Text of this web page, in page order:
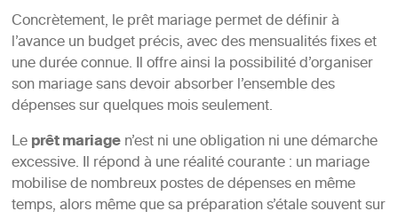
Concrètement, le prêt mariage permet de définir à
l’avance un budget précis, avec des mensualités fixes et
une durée connue. Il offre ainsi la possibilité d’organiser
son mariage sans devoir absorber l’ensemble des
dépenses sur quelques mois seulement.
Leprêt mariagen’est ni une obligation ni une démarche
excessive. Il répond à une réalité courante : un mariage
mobilise de nombreux postes de dépenses en même
temps, alors même que sa préparation s’étale souvent sur